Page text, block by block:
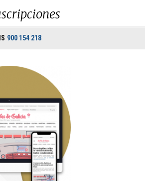
900 154 218